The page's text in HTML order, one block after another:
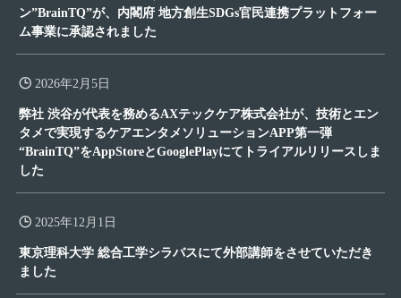
ン”BrainTQ”が、内閣府 地方創生SDGs官民連携プラットフォー
ム事業に承認されました
2026年2月5日
弊社 渋谷が代表を務めるAXテックケア株式会社が、技術とエン
タメで実現するケアエンタメソリューションAPP第一弾
“BrainTQ”をAppStoreとGooglePlayにてトライアルリリースしま
した
2025年12月1日
東京理科大学 総合工学シラバスにて外部講師をさせていただき
ました